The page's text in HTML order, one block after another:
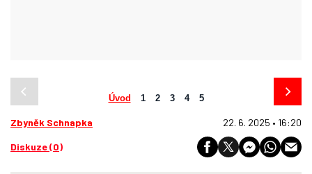
Úvod 1 2 3 4 5
Zbyněk Schnapka 22. 6. 2025 • 16:20
Diskuze (0)